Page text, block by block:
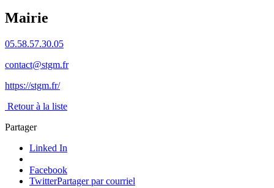
Mairie
05.58.57.30.05
contact@stgm.fr
https://stgm.fr/
Retour à la liste
Partager
Linked In
Facebook
TwitterPartager par courriel